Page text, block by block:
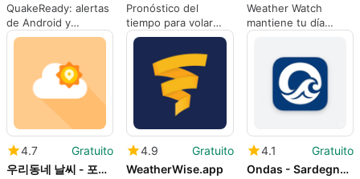
QuakeReady: alertas
de Android y
preparación para
Pronóstico del
tiempo para volar
drones
Weather Watch
mantiene tu día
alineado con los
cambiantes
4.7
Gratuito
우리동네 날씨 - 포인트베리 포인트 적립 앱
4.9
Gratuito
WeatherWise.app
4.1
Gratuito
Ondas - Sardegna Mare Live